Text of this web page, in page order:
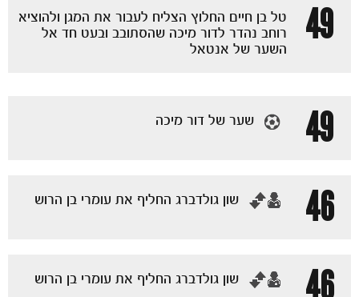
49
טל בן חיים החלוץ הצליח לעבור את המגן ולהוציא
רוחב נהדר לדור מיכה שהסתובב ובעט חד אל
השער של אנטאל
49 שער של דור מיכה
46 ‏שון גולדברג החליף את עומרי בן הרוש
46 ‏שון גולדברג החליף את עומרי בן הרוש